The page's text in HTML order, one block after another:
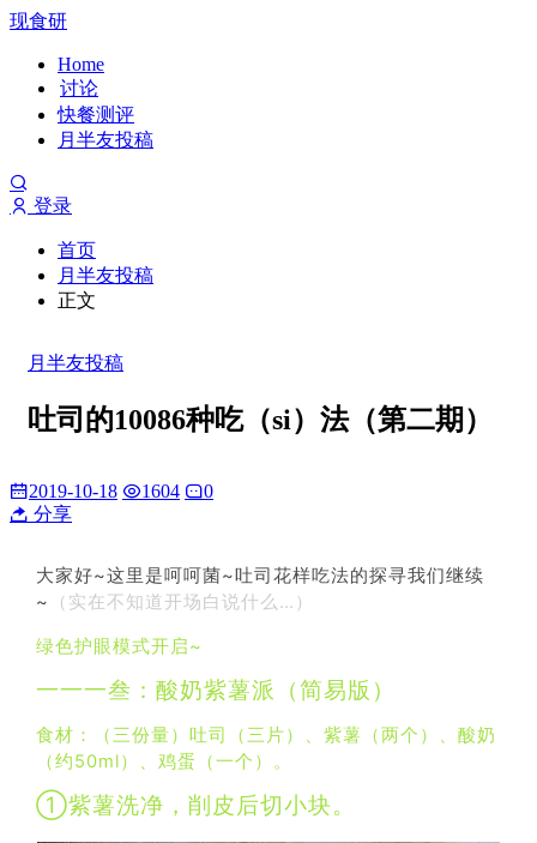
现食研
Home
讨论
快餐测评
月半友投稿
登录
首页
月半友投稿
正文
月半友投稿
吐司的10086种吃（si）法（第二期）
2019-10-18 1604
0
分享
大家好~这里是呵呵菌~吐司花样吃法的探寻我们继续
~
（实在不知道开场白说什么…）
绿色护眼模式开启~
一一一叁：酸奶紫薯派（简易版）
食材：（三份量）吐司（三片）、紫薯（两个）、酸奶
（约50ml）、鸡蛋（一个）。
①紫薯洗净，削皮后切小块。